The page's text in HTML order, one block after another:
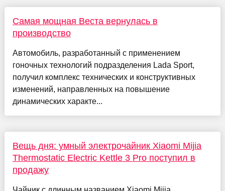
Самая мощная Веста вернулась в
производство
Автомобиль, разработанный с применением
гоночных технологий подразделения Lada Sport,
получил комплекс технических и конструктивных
изменений, направленных на повышение
динамических характе...
Вещь дня: умный электрочайник Xiaomi Mijia
Thermostatic Electric Kettle 3 Pro поступил в
продажу